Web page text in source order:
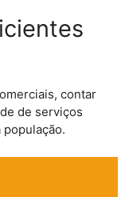
contar
de serviços